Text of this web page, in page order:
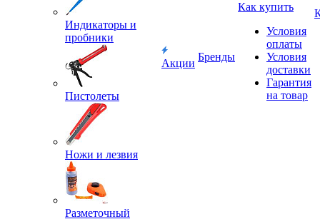
Индикаторы и
пробники
Пистолеты
Ножи и лезвия
Разметочный
Акции
Бренды
Как купить
Условия
оплаты
Условия
доставки
Гарантия
на товар